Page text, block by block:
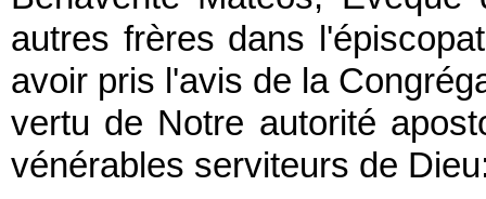
autres frères dans
avoir pris l'avis de la
vertu de Notre autorité
vénérables serviteurs de